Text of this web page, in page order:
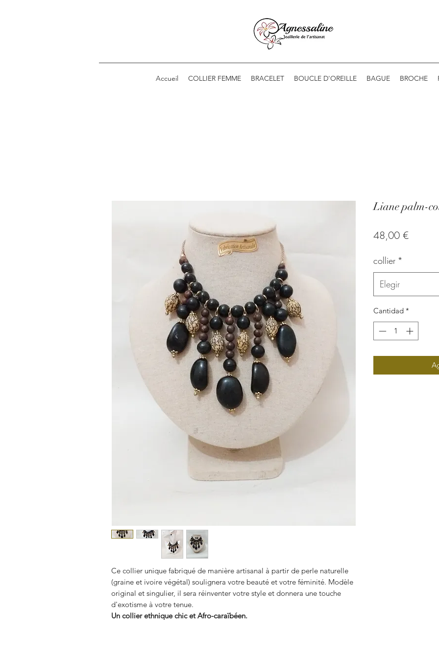
Accueil COLLIER FEMME BRACELET BOUCLE D'OREILLE BAGUE BROCHE
Ce collier unique fabriqué de manière artisanal à partir de perle naturelle
(graine et ivoire végétal) soulignera votre beauté et votre féminité. Modèle
original et singulier, il sera réinventer votre style et donnera une touche
d'exotisme à votre tenue.
Un collier ethnique chic et Afro-caraïbéen.
Liane palm-
48,00 €Precio
collier *
Elegir
Cantidad *